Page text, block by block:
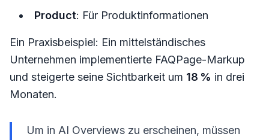
Product: Für Produktinformationen
Ein Praxisbeispiel: Ein mittelständisches
Unternehmen implementierte FAQPage-Markup
und steigerte seine Sichtbarkeit um 18 % in drei
Monaten.
Um in AI Overviews zu erscheinen, müssen